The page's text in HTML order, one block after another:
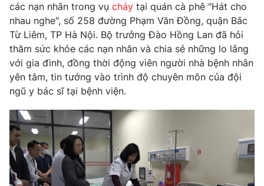
Phim VTV
Hậu trường
Nhân vật
Khán giả
Giải sao mai
Giải trí
Điện ảnh
Âm nhạc
Sao
Đời sống
Du lịch
Chất lượng cuộc sống
Giáo dục
Tuyển sinh
Học trực tuyến
Công nghệ
Hitech Công nghệ tương lai
Sản phẩm
Giao lưu trực tuyến
các nạn nhân trong vụ cháy tại quán cà phê "Hát cho
nhau nghe", số 258 đường Phạm Văn Đồng, quận Bắc
Từ Liêm, TP Hà Nội. Bộ trưởng Đào Hồng Lan đã hỏi
thăm sức khỏe các nạn nhân và chia sẻ những lo lắng
với gia đình, đồng thời động viên người nhà bệnh nhân
yên tâm, tin tưởng vào trình độ chuyên môn của đội
ngũ y bác sĩ tại bệnh viện.